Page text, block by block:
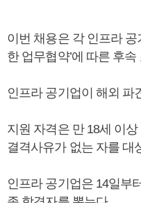
이번 채용은 각 인프라
한 업무협약’에 따른 후속
인프라 공기업이 해외 파
지원 자격은 만 18세 이
결격사유가 없는 자를 대
인프라 공기업은 14일부